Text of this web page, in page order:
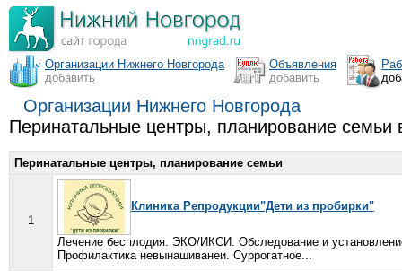
Организации Нижнего Новгорода
добавить
Объявления
добавить
Организации Нижнего Новгорода
Перинатальные центры, планирование
Перинатальные центры, планирование семьи
1
Клиника Репродукции"Дети из пробирки"
Лечение бесплодия. ЭКО/ИКСИ. Обследование и
Профилактика невынашиванеи. Суррогатное...